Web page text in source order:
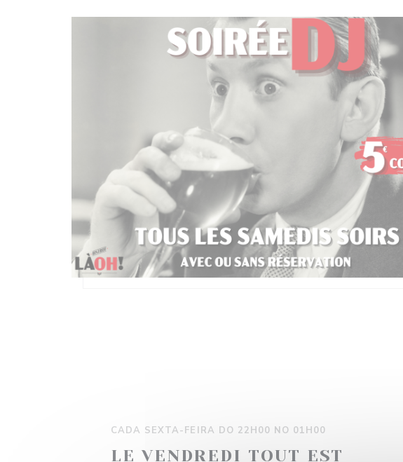
CADA SEXTA-FEIRA DO 22H00 NO 01H00
LE VENDREDI TOUT EST